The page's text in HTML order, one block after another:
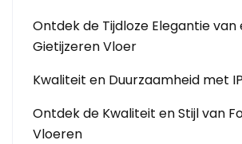
Ontdek de Tijdloze Elegantie van
Gietijzeren Vloer
Kwaliteit en Duurzaamheid met
Ontdek de Kwaliteit en Stijl van
Vloeren